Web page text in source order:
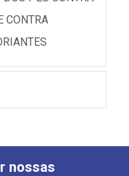
CONTRA
nossas